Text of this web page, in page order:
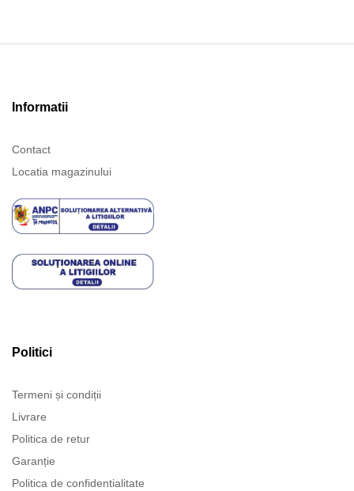
Informatii
Contact
Locatia magazinului
Politici
Termeni și condiții
Livrare
Politica de retur
Garanție
Politica de confidentialitate